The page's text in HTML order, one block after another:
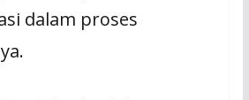
dalam proses